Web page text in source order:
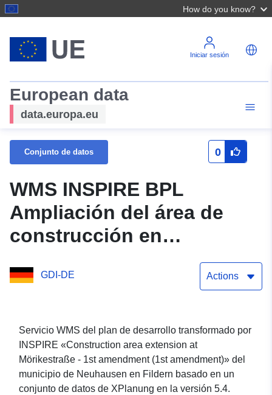
How do you know?
Iniciar sesión
European data
data.europa.eu
Conjunto de datos 0
WMS INSPIRE BPL
Ampliación del área de
construcción en
enmienda (1a enmienda)
GDI-DE Actions
Servicio WMS del plan de desarrollo transformado por
INSPIRE «Construction area extension at
Mörikestraße - 1st amendment (1st amendment)» del
municipio de Neuhausen en Fildern basado en un
conjunto de datos de XPlanung en la versión 5.4.